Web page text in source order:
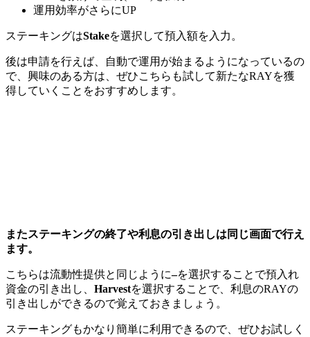
運用効率がさらにUP
ステーキングはStakeを選択して預入額を入力。
後は申請を行えば、自動で運用が始まるようになっているの
で、興味のある方は、ぜひこちらも試して新たなRAYを獲
得していくことをおすすめします。
またステーキングの終了や利息の引き出しは同じ画面で行え
ます。
こちらは流動性提供と同じように–を選択することで預入れ
資金の引き出し、 Harvestを選択することで、利息のRAYの
引き出しができるので覚えておきましょう。
ステーキングもかなり簡単に利用できるので、ぜひお試しく